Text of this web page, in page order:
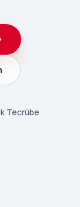
Tecrübe